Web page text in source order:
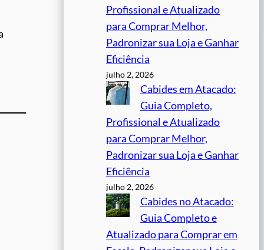
Profissional e Atualizado
para Comprar Melhor,
Padronizar sua Loja e Ganhar
Eficiência
julho 2, 2026
Cabides em Atacado:
Guia Completo,
Profissional e Atualizado
para Comprar Melhor,
Padronizar sua Loja e Ganhar
Eficiência
julho 2, 2026
Cabides no Atacado:
Guia Completo e
Atualizado para Comprar em